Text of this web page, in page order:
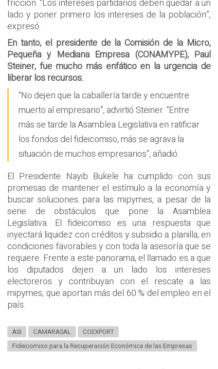
fricción. “Los intereses partidarios deben quedar a un
lado y poner primero los intereses de la población”,
expresó.
En tanto, el presidente de la Comisión de la Micro,
Pequeña y Mediana Empresa (CONAMYPE), Paul
Steiner, fue mucho más enfático en la urgencia de
liberar los recursos.
“No dejen que la caballería tarde y encuentre
muerto al empresario”, advirtió Steiner. “Entre
más se tarde la Asamblea Legislativa en ratificar
los fondos del fideicomiso, más se agrava la
situación de muchos empresarios”, añadió.
El Presidente Nayib Bukele ha cumplido con sus
promesas de mantener el estímulo a la economía y
buscar soluciones para las mipymes, a pesar de la
serie de obstáculos que pone la Asamblea
Legislativa. El fideicomiso es una respuesta que
inyectará liquidez con créditos y subsidio a planilla, en
condiciones favorables y con toda la asesoría que se
requiere. Frente a este panorama, el llamado es a que
los diputados dejen a un lado los intereses
electoreros y contribuyan con el rescate a las
mipymes, que aportan más del 60 % del empleo en el
país.
ASI CAMARASAL
COEXPORT
Fideicomiso para la Recuperación Económica de las Empresas